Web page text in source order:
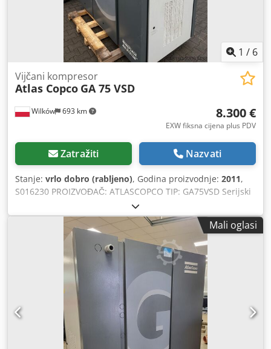
1 / 6
Wilków 693 km
Vijčani kompresor
Atlas Copco GA 75 VSD
8.300 €
EXW fiksna cijena plus PDV
Zatražiti Nazvati
Stanje: vrlo dobro (rabljeno), Godina proizvodnje: 2011,
S016230 PROIZVOĐAČ: ATLASCOPCO TIP: GA75VSD Serijski
broj: API658180 Godina proizvodnje: 2011 Snaga (kW): 75
Kapacitet (m3/min): 14,68 Tlak (bar): 13 Radni sati
(dok./uk.): Crjdpfxjzcnu Te Ahbjf Frekventni pretvarač: da
Ugrađeni sušač: ne Izmjenjivač: da Hlađenje (zrak/voda):
zrak Na spremniku: ne Dokumentacija: ne Priključak: 2 1/2''
Novo/polovno: polovno
Mali oglasi